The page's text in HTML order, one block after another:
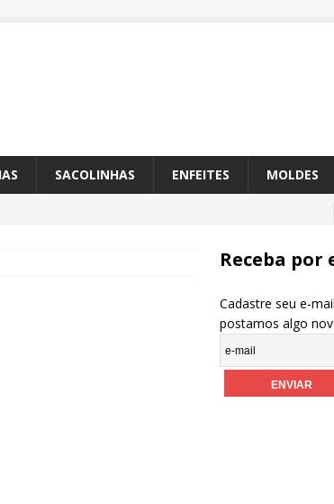
SACOLINHAS ENFEITES MOLDES
Receba por
Cadastre seu e-
postamos algo